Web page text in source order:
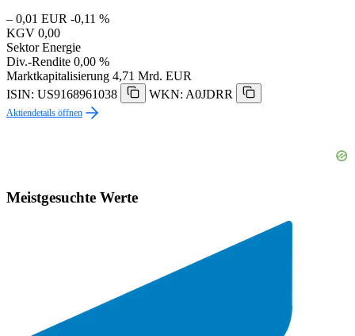
– 0,01 EUR -0,11 %
KGV 0,00
Sektor Energie
Div.-Rendite 0,00 %
Marktkapitalisierung 4,71 Mrd. EUR
ISIN: US9168961038
WKN: A0JDRR
Aktiendetails öffnen
Meistgesuchte Werte